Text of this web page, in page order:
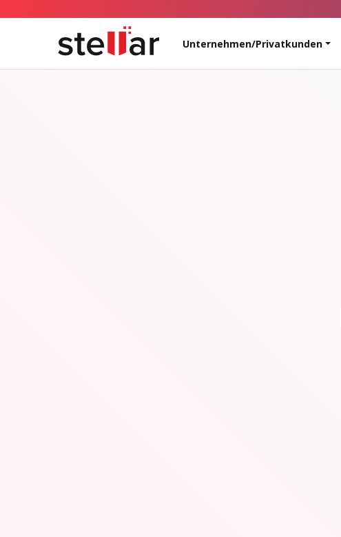
Unternehmen/Privatkunden